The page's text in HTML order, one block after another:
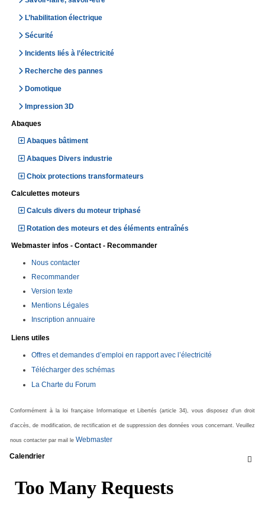
L’habilitation électrique
Sécurité
Incidents liés à l’électricité
Recherche des pannes
Domotique
Impression 3D
Abaques
Abaques bâtiment
Abaques Divers industrie
Choix protections transformateurs
Calculettes moteurs
Calculs divers du moteur triphasé
Rotation des moteurs et des éléments entraînés
Webmaster infos - Contact - Recommander
Nous contacter
Recommander
Version texte
Mentions Légales
Inscription annuaire
Liens utiles
Offres et demandes d’emploi en rapport avec l’électricité
Télécharger des schémas
La Charte du Forum
Conformément à la loi française Informatique et Libertés (article 34), vous disposez d'un droit
d'accès, de modification, de rectification et de suppression des données vous concernant. Veuillez
nous contacter par mail le Webmaster

Calendrier